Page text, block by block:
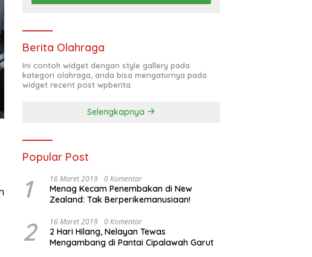
Berita Olahraga
Ini contoh widget dengan style gallery pada
kategori olahraga, anda bisa mengaturnya pada
widget recent post wpberita.
Selengkapnya
Popular Post
1 16 Maret 2019 0 Komentar
Menag Kecam Penembakan di New
Zealand: Tak Berperikemanusiaan!
2 16 Maret 2019 0 Komentar
2 Hari Hilang, Nelayan Tewas
Mengambang di Pantai Cipalawah Garut